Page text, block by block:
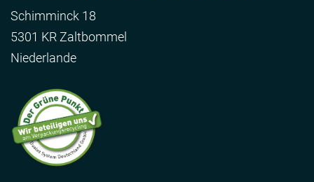
Schimminck 18
5301 KR Zaltbommel
Niederlande